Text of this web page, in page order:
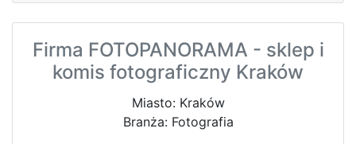
Firma FOTOPANORAMA - sklep i
komis fotograficzny Kraków
Miasto: Kraków
Branża: Fotografia